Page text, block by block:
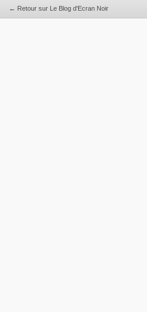
← Retour sur Le Blog d'Ecran Noir